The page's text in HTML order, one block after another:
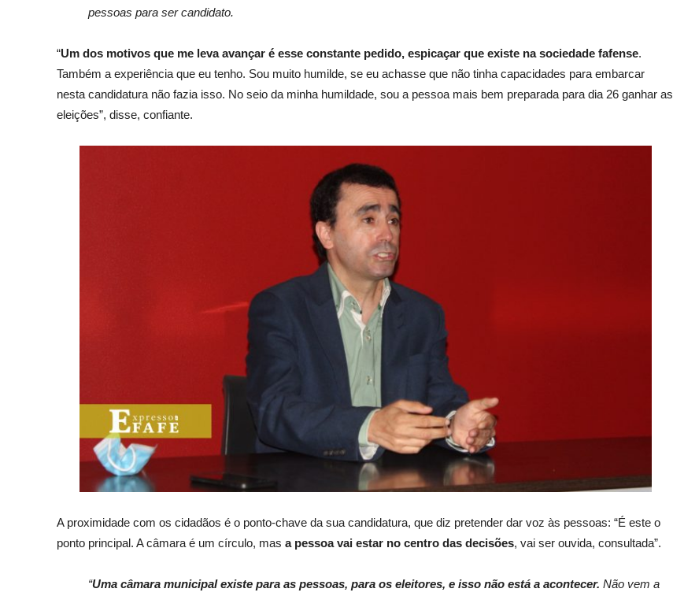
pessoas para ser candidato.
“Um dos motivos que me leva avançar é esse constante pedido, espicaçar que existe na sociedade fafense.
Também a experiência que eu tenho. Sou muito humilde, se eu achasse que não tinha capacidades para embarcar
nesta candidatura não fazia isso. No seio da minha humildade, sou a pessoa mais bem preparada para dia 26 ganhar as
eleições”, disse, confiante.
A proximidade com os cidadãos é o ponto-chave da sua candidatura, que diz pretender dar voz às pessoas: “É este o
ponto principal. A câmara é um círculo, mas a pessoa vai estar no centro das decisões, vai ser ouvida, consultada”.
“Uma câmara municipal existe para as pessoas, para os eleitores, e isso não está a acontecer. Não vem a